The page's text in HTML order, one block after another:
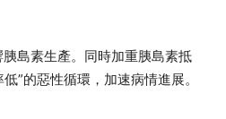
島素生產。同時加重胰島素抵
”的惡性循環，加速病情進展。